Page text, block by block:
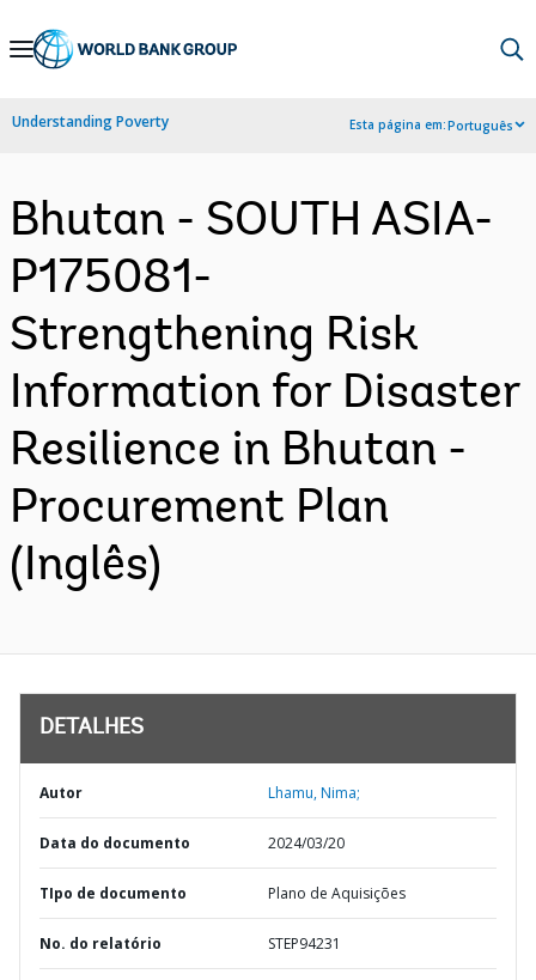
Skip
Navigation
Understanding Poverty Esta página em:Português
Bhutan - SOUTH ASIA-
P175081-
Strengthening Risk
Information for Disaster
Resilience in Bhutan -
Procurement Plan
(Inglês)
DETALHES
Autor Lhamu, Nima;
Data do documento 2024/03/20
TIpo de documento Plano de Aquisições
No. do relatório STEP94231